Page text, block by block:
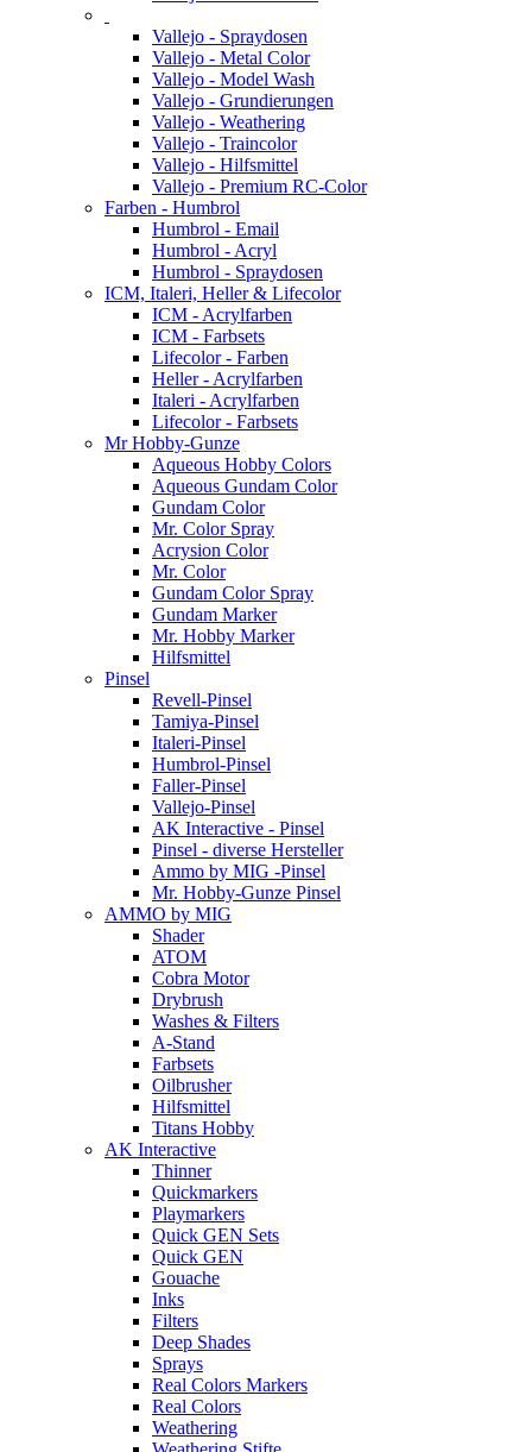
Vallejo - Spraydosen
Vallejo - Metal Color
Vallejo - Model Wash
Vallejo - Grundierungen
Vallejo - Weathering
Vallejo - Traincolor
Vallejo - Hilfsmittel
Vallejo - Premium RC-Color
Farben - Humbrol
Humbrol - Email
Humbrol - Acryl
Humbrol - Spraydosen
ICM, Italeri, Heller & Lifecolor
ICM - Acrylfarben
ICM - Farbsets
Lifecolor - Farben
Heller - Acrylfarben
Italeri - Acrylfarben
Lifecolor - Farbsets
Mr Hobby-Gunze
Aqueous Hobby Colors
Aqueous Gundam Color
Gundam Color
Mr. Color Spray
Acrysion Color
Mr. Color
Gundam Color Spray
Gundam Marker
Mr. Hobby Marker
Hilfsmittel
Pinsel
Revell-Pinsel
Tamiya-Pinsel
Italeri-Pinsel
Humbrol-Pinsel
Faller-Pinsel
Vallejo-Pinsel
AK Interactive - Pinsel
Pinsel - diverse Hersteller
Ammo by MIG -Pinsel
Mr. Hobby-Gunze Pinsel
AMMO by MIG
Shader
ATOM
Cobra Motor
Drybrush
Washes & Filters
A-Stand
Farbsets
Oilbrusher
Hilfsmittel
Titans Hobby
AK Interactive
Thinner
Quickmarkers
Playmarkers
Quick GEN Sets
Quick GEN
Gouache
Inks
Filters
Deep Shades
Sprays
Real Colors Markers
Real Colors
Weathering